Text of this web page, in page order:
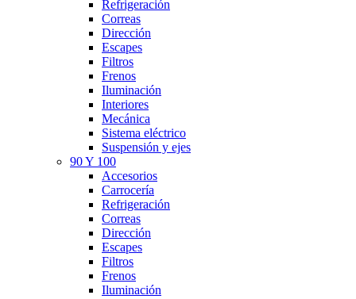
Refrigeración
Correas
Dirección
Escapes
Filtros
Frenos
Iluminación
Interiores
Mecánica
Sistema eléctrico
Suspensión y ejes
90 Y 100
Accesorios
Carrocería
Refrigeración
Correas
Dirección
Escapes
Filtros
Frenos
Iluminación